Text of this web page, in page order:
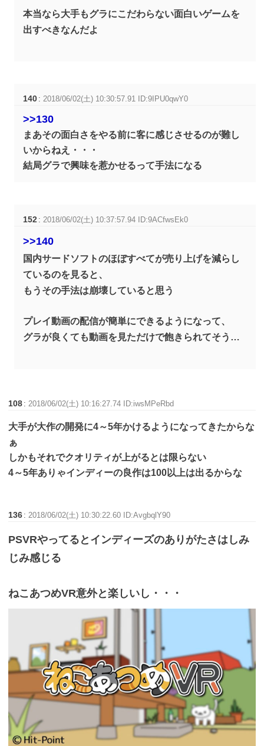
本当なら大手もグラにこだわらない面白いゲームを
出すべきなんだよ
140 : 2018/06/02(土) 10:30:57.91 ID:9IPU0qwY0
>>130
まあその面白さをやる前に客に感じさせるのが難し
いからねえ・・・
結局グラで興味を惹かせるって手法になる
152 : 2018/06/02(土) 10:37:57.94 ID:9ACfwsEk0
>>140
国内サードソフトのほぼすべてが売り上げを減らし
ているのを見ると、
もうその手法は崩壊していると思う
プレイ動画の配信が簡単にできるようになって、
グラが良くても動画を見ただけで飽きられてそう…
108 : 2018/06/02(土) 10:16:27.74 ID:iwsMPeRbd
大手が大作の開発に4～5年かけるようになってきたからな
ぁ
しかもそれでクオリティが上がるとは限らない
4～5年ありゃインディーの良作は100以上は出るからな
136 : 2018/06/02(土) 10:30:22.60 ID:AvgbqlY90
PSVRやってるとインディーズのありがたさはしみ
じみ感じる
ねこあつめVR意外と楽しいし・・・